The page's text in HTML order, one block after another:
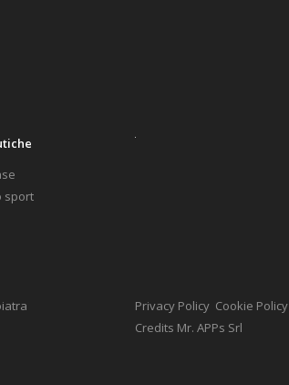
sport
Privacy Policy Cookie Policy
Credits Mr. APPs Srl